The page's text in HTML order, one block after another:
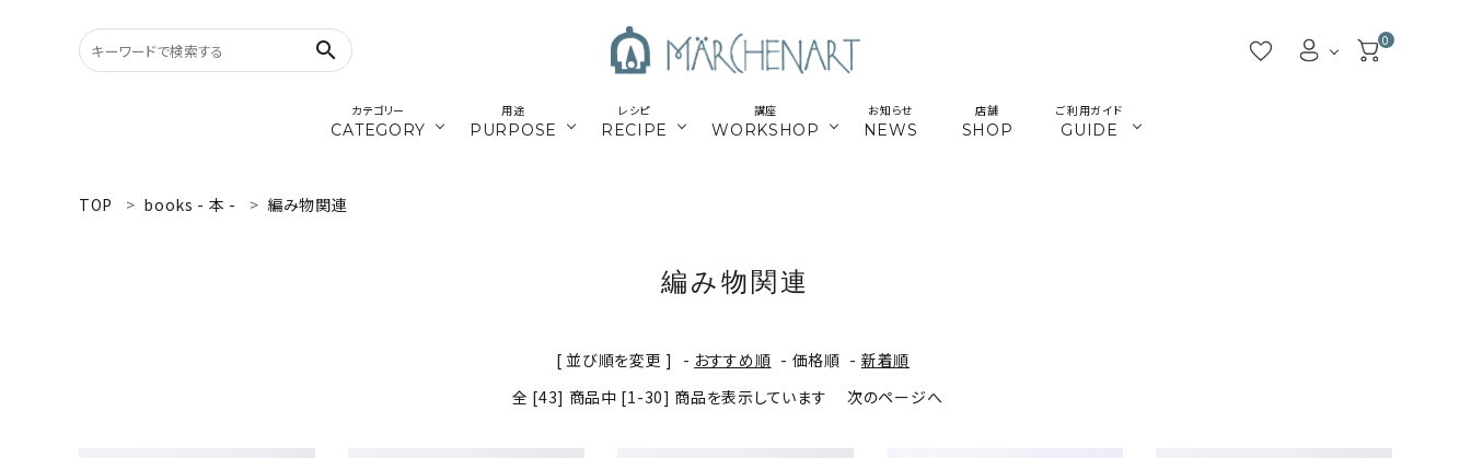
search 0
カテゴリー
CATEGORY
用途
PURPOSE
パワーストーン シルバー
レシピ
RECIPE
講座
WORKSHOP
お知らせ
NEWS
店舗
SHOP
ご利用ガイド
GUIDE
search
TOP books - 本 - 編み物関連
編み物関連
[ 並び順を変更 ] - おすすめ順 - 価格順 - 新着順
全 [43] 商品中 [1-30] 商品を表示しています
次のページへ